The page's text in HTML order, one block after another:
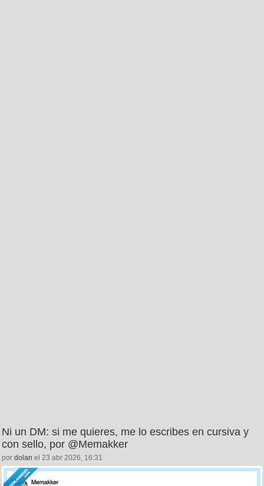
Ni un DM: si me quieres, me lo escribes en cursiva y
con sello, por @Memakker
por dolan el 23 abr 2026, 16:31